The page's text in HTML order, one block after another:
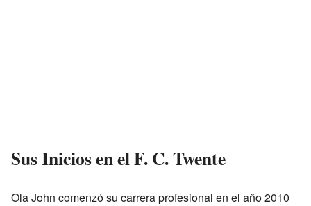
Sus Inicios en el F. C. Twente
Ola John comenzó su carrera profesional en el año 2010